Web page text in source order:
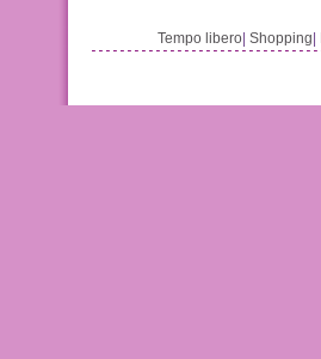
Tempo libero Shopping